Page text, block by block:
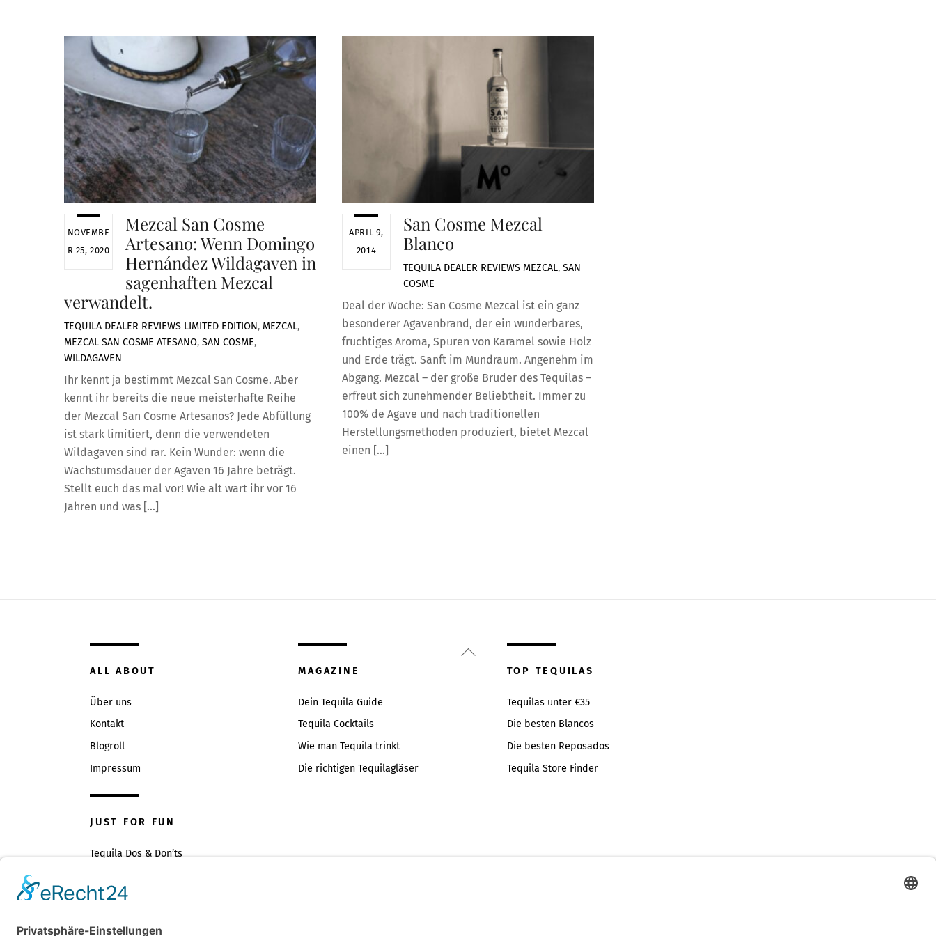
NOVEMBE
R 25, 2020
Mezcal San Cosme
Artesano: Wenn Domingo
Hernández Wildagaven in
sagenhaften Mezcal
verwandelt.
TEQUILA DEALER REVIEWS LIMITED EDITION, MEZCAL,
MEZCAL SAN COSME ATESANO, SAN COSME,
WILDAGAVEN
Ihr kennt ja bestimmt Mezcal San Cosme. Aber
kennt ihr bereits die neue meisterhafte Reihe
der Mezcal San Cosme Artesanos? Jede Abfüllung
ist stark limitiert, denn die verwendeten
Wildagaven sind rar. Kein Wunder: wenn die
Wachstumsdauer der Agaven 16 Jahre beträgt.
Stellt euch das mal vor! Wie alt wart ihr vor 16
Jahren und was […]
APRIL 9,
2014
San Cosme Mezcal
Blanco
TEQUILA DEALER REVIEWS MEZCAL, SAN
COSME
Deal der Woche: San Cosme Mezcal ist ein ganz
besonderer Agavenbrand, der ein wunderbares,
fruchtiges Aroma, Spuren von Karamel sowie Holz
und Erde trägt. Sanft im Mundraum. Angenehm im
Abgang. Mezcal – der große Bruder des Tequilas –
erfreut sich zunehmender Beliebtheit. Immer zu
100% de Agave und nach traditionellen
Herstellungsmethoden produziert, bietet Mezcal
einen […]
Back
ALL ABOUT
Über uns
Kontakt
Blogroll
Impressum
MAGAZINE
Dein Tequila Guide
Tequila Cocktails
Wie man Tequila trinkt
Die richtigen Tequilagläser
TOP TEQUILAS
Tequilas unter €35
Die besten Blancos
Die besten Reposados
Tequila Store Finder
JUST FOR FUN
Tequila Dos & Don’ts
Geschenkideen